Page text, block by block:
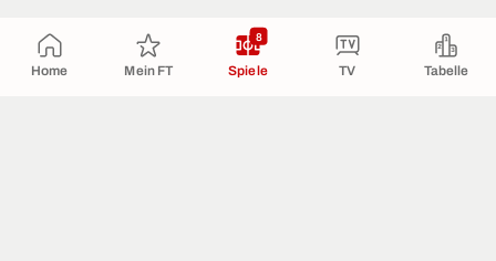
Home Mein FT Spiele
8
TV Tabelle